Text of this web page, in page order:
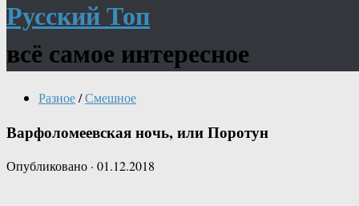
Русский Топ
всё самое интересное
Разное/Смешное
Варфоломеевская ночь, или Поротун
Опубликовано · 01.12.2018